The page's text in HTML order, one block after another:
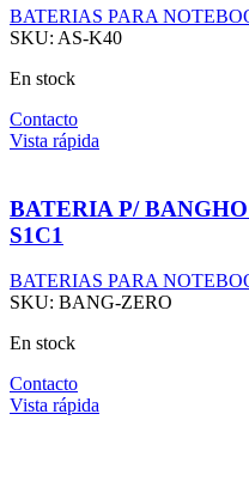
BATERIAS PARA
SKU: AS-K40
En stock
Contacto
Vista rápida
BATERIA P/
S1C1
BATERIAS PARA
SKU: BANG-ZERO
En stock
Contacto
Vista rápida